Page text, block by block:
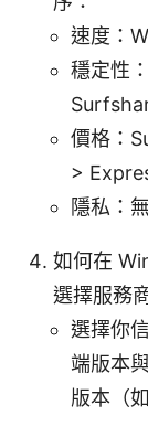
速度：
穩定性
價格：
>
隱私：
如何在
選擇服務
選擇你
端版本
版本（